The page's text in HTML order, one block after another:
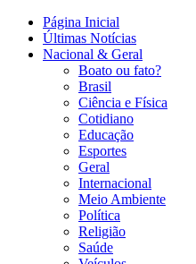
Página Inicial
Últimas Notícias
Nacional & Geral
Boato ou fato?
Brasil
Ciência e Física
Cotidiano
Educação
Esportes
Geral
Internacional
Meio Ambiente
Política
Religião
Saúde